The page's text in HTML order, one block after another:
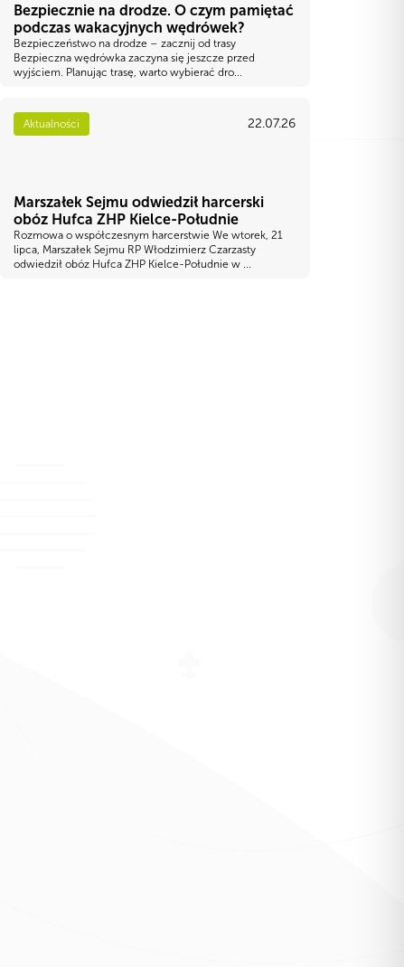
Bezpiecznie na drodze. O czym pamiętać
podczas wakacyjnych wędrówek?
Bezpieczeństwo na drodze – zacznij od trasy
Bezpieczna wędrówka zaczyna się jeszcze przed
wyjściem. Planując trasę, warto wybierać dro...
Aktualności 22.07.26
Marszałek Sejmu odwiedził harcerski
obóz Hufca ZHP Kielce-Południe
Rozmowa o współczesnym harcerstwie We wtorek, 21
lipca, Marszałek Sejmu RP Włodzimierz Czarzasty
odwiedził obóz Hufca ZHP Kielce-Południe w ...